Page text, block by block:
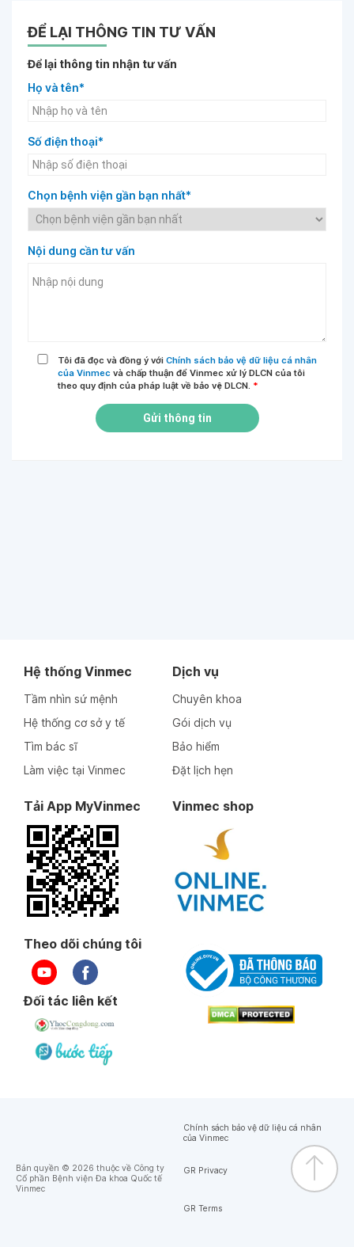
ĐỂ LẠI THÔNG TIN TƯ VẤN
Để lại thông tin nhận tư vấn
Họ và tên*
Số điện thoại*
Chọn bệnh viện gần bạn nhất*
Nội dung cần tư vấn
Tôi đã đọc và đồng ý với Chính sách bảo vệ dữ liệu cá nhân
của Vinmec và chấp thuận để Vinmec xử lý DLCN của tôi
theo quy định của pháp luật về bảo vệ DLCN. *
Gửi thông tin
Hệ thống Vinmec
Tầm nhìn sứ mệnh
Hệ thống cơ sở y tế
Tìm bác sĩ
Làm việc tại Vinmec
Dịch vụ
Chuyên khoa
Gói dịch vụ
Bảo hiểm
Đặt lịch hẹn
Tải App MyVinmec Vinmec shop
Theo dõi chúng tôi
Đối tác liên kết
Bản quyền © 2026 thuộc về Công ty
Cổ phần Bệnh viện Đa khoa Quốc tế
Vinmec
Chính sách bảo vệ dữ liệu cá nhân
của Vinmec
GR Privacy
GR Terms